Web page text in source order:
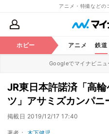
アニメ・特撮などの
ホビー アニメ 鉄道
Googleでマイナビニ
JR東日本許諾済「高
ツ」アサミズカンパニ
掲載日 2019/12/17 17:40